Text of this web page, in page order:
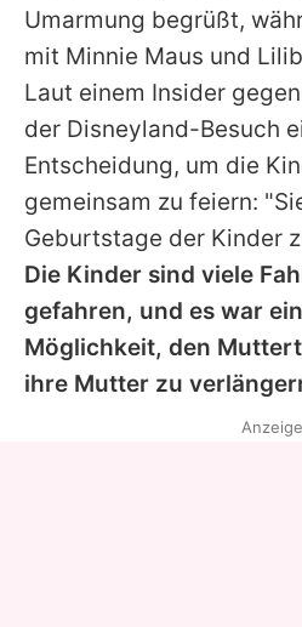
Umarmung begrüßt,
mit Minnie Maus und
Laut einem Insider
der Disneyland-Besuch
Entscheidung, um die
gemeinsam zu feiern:
Geburtstage der Kinder
Die Kinder sind viele
gefahren, und es war
Möglichkeit, den
ihre Mutter zu
Anzeige